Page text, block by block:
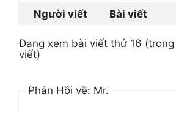
Người viết
Bài viết
Đang xem bài viết thứ 16
viết)
Phản Hồi về: Mr.